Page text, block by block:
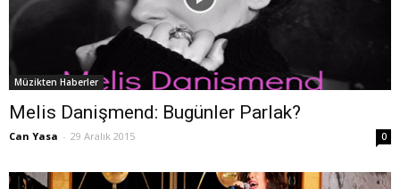
Müzikten Haberler
Melis Danişmend: Bugünler Parlak?
Can Yasa - 29 Aralık 2015 0